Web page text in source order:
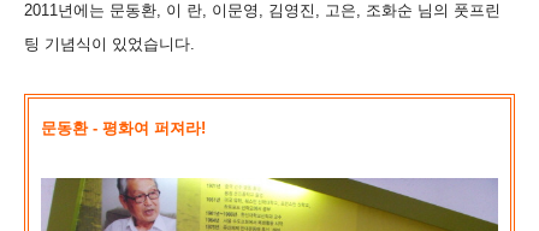
2011년에는 문동환, 이 란, 이문영, 김영진, 고은, 조화순 님의 풋프린
팅 기념식이 있었습니다.
문동환 - 평화여 퍼져라!